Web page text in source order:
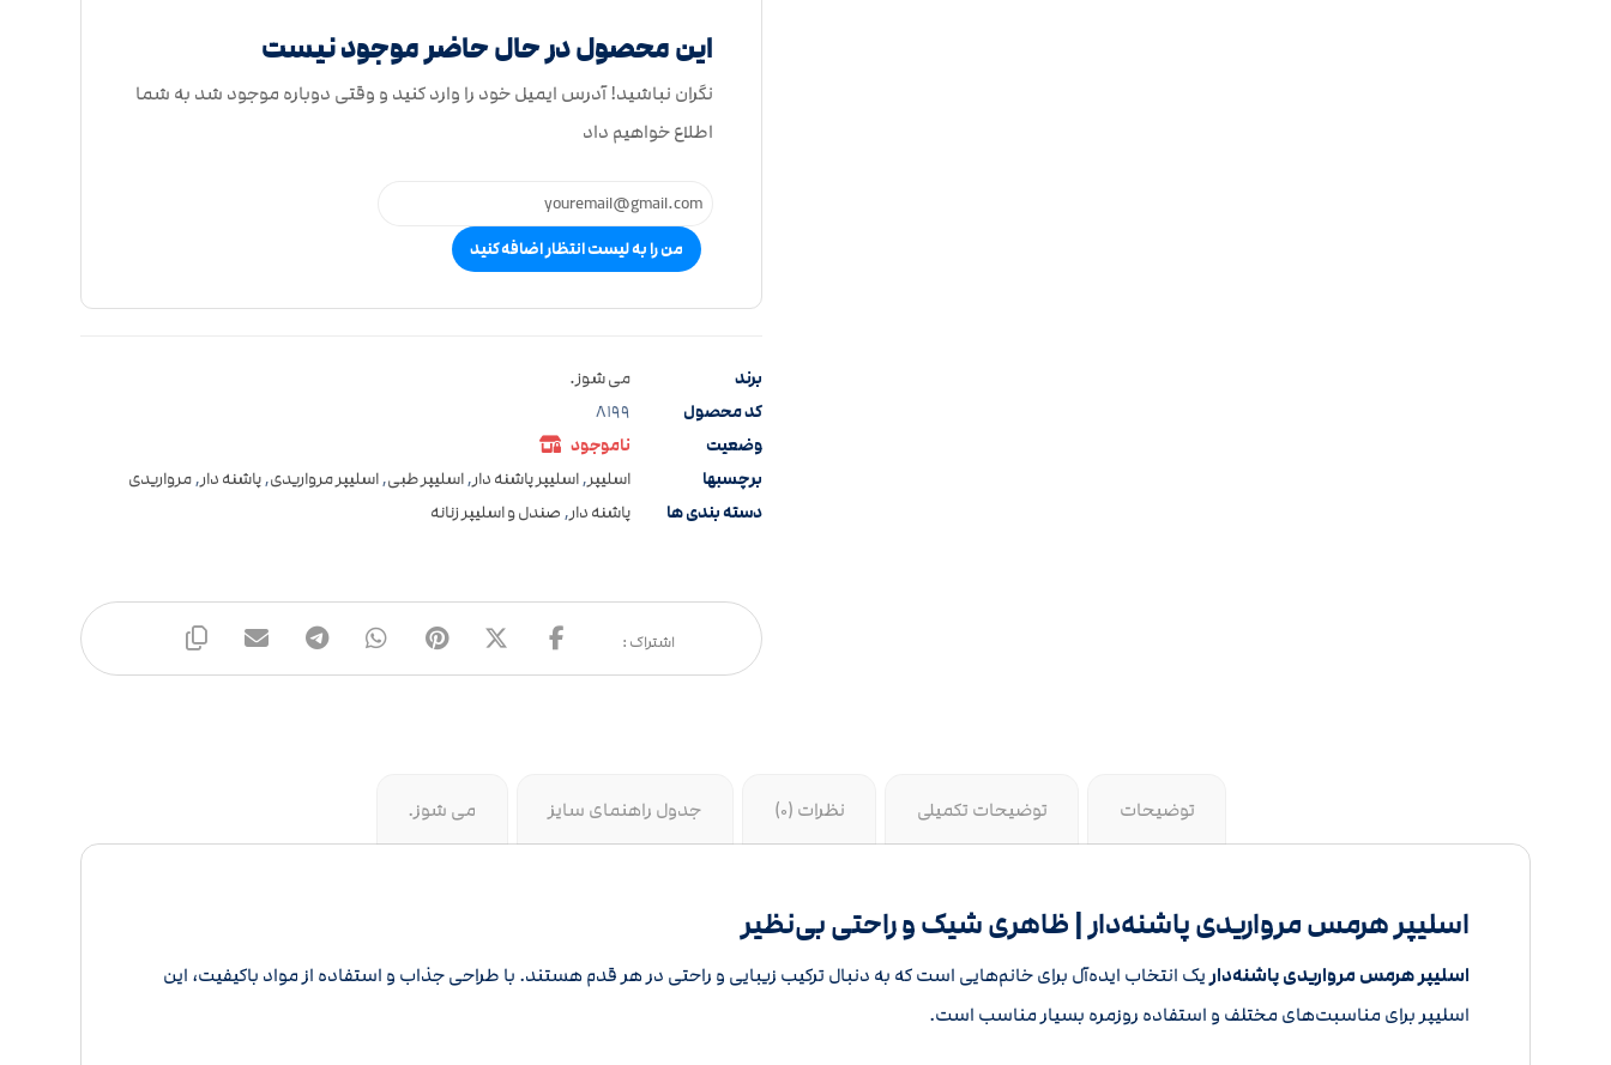
این محصول در حال حاضر موجود نیست
نگران نباشید! آدرس ایمیل خود را وارد کنید و وقتی دوباره موجود شد به شما
اطلاع خواهیم داد
من را به لیست انتظار اضافه کنید
برند می شوز.
کد محصول 8199
وضعیت
ناموجود
برچسبها
اسلیپر,اسلیپر پاشنه دار,اسلیپر طبی,اسلیپر مرواریدی,پاشنه دار,مرواریدی
دسته بندی ها پاشنه دار, صندل و اسلیپر زنانه
توضیحات توضیحات تکمیلی نظرات (0) جدول راهنمای سایز می شوز.
اسلیپر هرمس مرواریدی پاشنه‌دار | ظاهری شیک و راحتی بی‌نظیر
اسلیپر هرمس مرواریدی پاشنه‌داریک انتخاب ایده‌آل برای خانم‌هایی است که به دنبال ترکیب زیبایی و راحتی در هر قدم هستند. با طراحی جذاب و استفاده از مواد باکیفیت، این
اسلیپر برای مناسبت‌های مختلف و استفاده روزمره بسیار مناسب است.